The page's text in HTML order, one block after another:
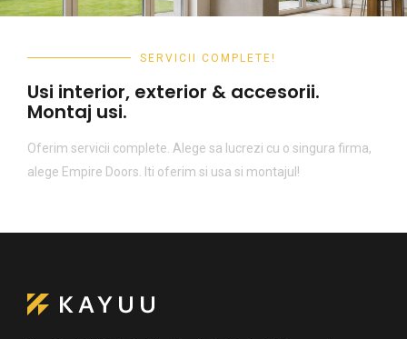
SERVICII COMPLETE!
Usi interior, exterior & accesorii.
Montaj usi.
Oferim servicii complete. Alege sa lucrezi cu o singura firma,
alege Empire Doors. Iti oferim si usa si montajul!